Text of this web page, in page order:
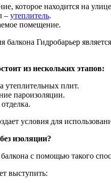
которое находится на
– утеплитель.
помещение.
балкона Гидробарьер
из нескольких этапов:
утеплительных плит.
пароизоляции.
условия для
изоляции?
с помощью такого
выступить: